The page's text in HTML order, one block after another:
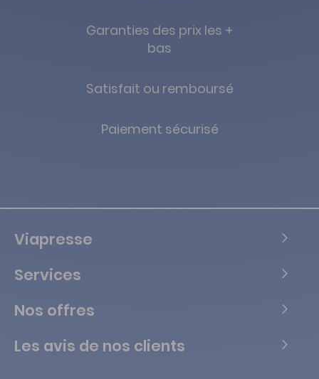
Garanties des prix les +
bas
Satisfait ou remboursé
Paiement sécurisé
Viapresse
Services
Nos offres
Les avis de nos clients